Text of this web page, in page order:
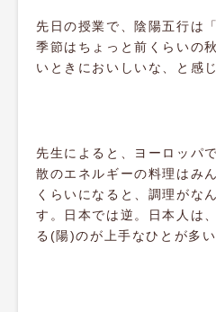
先日の授業で、陰陽五行は
季節はちょっと前くらいの
いときにおいしいな、と感
先生によると、ヨーロッパ
散のエネルギーの料理はみ
くらいになると、調理がな
す。日本では逆。日本人は
る(陽)のが上手なひとが多い